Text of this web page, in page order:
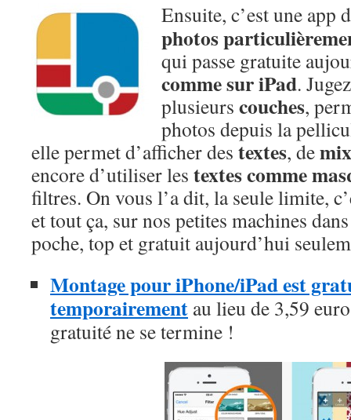
Ensuite, c’est une app
photos
qui passe gratuite
comme sur iPad.
plusieurs couches,
photos depuis la
elle permet d’afficher des textes, de
encore d’utiliser les textes comme
filtres. On vous l’a dit, la seule limite,
et tout ça, sur nos petites machines
poche, top et gratuit aujourd’hui
Montage pour iPhone/iPad est
temporairement au lieu de 3,59
gratuité ne se termine !